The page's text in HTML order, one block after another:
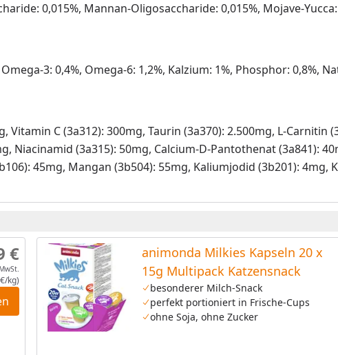
0,015%, Mannan-Oligosaccharide: 0,015%, Mojave-
3: 0,4%, Omega-6: 1,2%, Kalzium: 1%, Phosphor: 0,8%,
Vitamin C (3a312): 300mg, Taurin (3a370): 2.500mg, L-Carnitin
Niacinamid (3a315): 50mg, Calcium-D-Pantothenat (3a841):
45mg, Mangan (3b504): 55mg, Kaliumjodid (3b201): 4mg,
€
kg)
animonda Milkies Kapseln 20 x
15g Multipack Katzensnack
besonderer Milch-Snack
perfekt portioniert in Frische-Cups
ohne Soja, ohne Zucker